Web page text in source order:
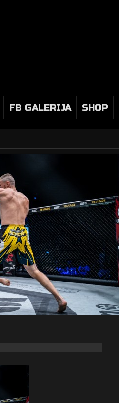
FB GALERIJA SHOP